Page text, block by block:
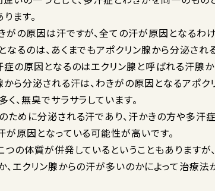
ます。
がの原因は汗ですが、全ての汗が原因となるわ
なるのは、あくまでもアポクリン腺から分泌され
症の原因となるのはエクリン腺と呼ばれる汗腺か
から分泌される汗は、わきがの原因となるアポク
、無臭でサラサラしています。
ために分泌される汗であり、汗かきの方や多汗
が原因となっている可能性が高いです。
つの体質が併発しているということもありますが
、エクリン腺からの汗が多いのかによって治療法